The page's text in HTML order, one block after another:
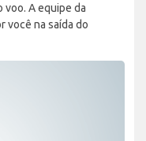
A equipe da
você na saída do